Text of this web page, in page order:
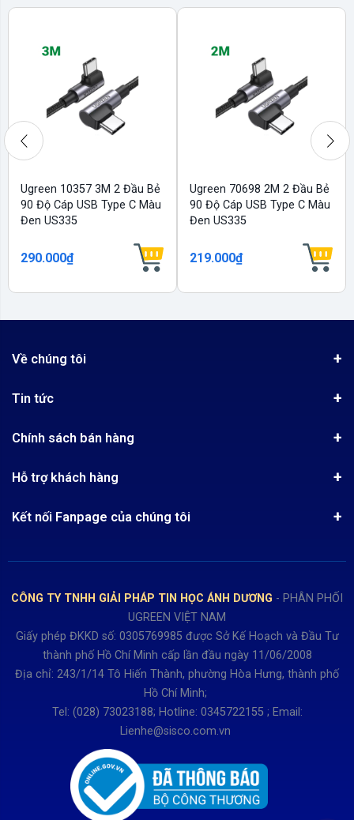
Ugreen 10357 3M 2 Đầu Bẻ
90 Độ Cáp USB Type C Màu
Đen US335
290.000₫
Ugreen 70698 2M 2 Đầu Bẻ
90 Độ Cáp USB Type C Màu
Đen US335
219.000₫
Về chúng tôi
Quy chế hoạt động
Tra cứu đơn hàng
Tin tức
Công nghệ - Sản phẩm mới
Review sản phẩm
Chính sách bán hàng
Chính sách Hủy, Đổi, Trả hàng
Hướng dẫn đăng ký tài khoản
Hỗ trợ khách hàng
Thời gian làm việc từ Thứ 2- Thứ 7
Buổi chiều từ 13h15 đến 17h30
Thứ 7 làm đến 15h30 chiều.
Kết nối Fanpage của chúng tôi
CÔNG TY TNHH GIẢI PHÁP TIN HỌC ÁNH DƯƠNG - PHÂN PHỐI
UGREEN VIỆT NAM
Giấy phép ĐKKD số: 0305769985 được Sở Kế Hoạch và Đầu Tư
thành phố Hồ Chí Minh cấp lần đầu ngày 11/06/2008
Địa chỉ: 243/1/14 Tô Hiến Thành, phường Hòa Hưng, thành phố
Hồ Chí Minh;
Tel: (028) 73023188; Hotline: 0345722155 ; Email:
Lienhe@sisco.com.vn